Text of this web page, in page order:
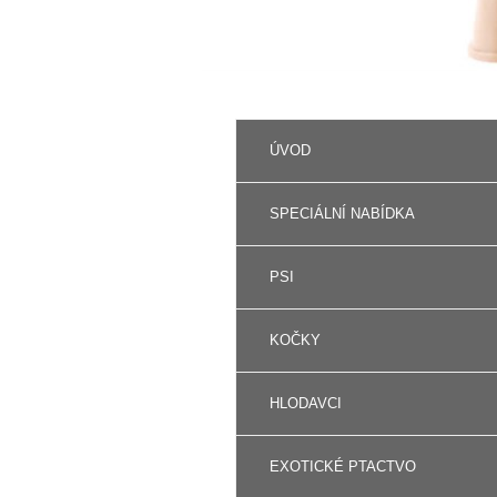
ÚVOD
SPECIÁLNÍ NABÍDKA
PSI
KOČKY
HLODAVCI
EXOTICKÉ PTACTVO